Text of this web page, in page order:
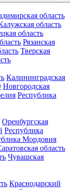
область
область
область
Рязанская
Тверская
Калининградская
Новгородская
Республика
Оренбургская
Республика
Мордовия
область
Чувашская
Краснодарский